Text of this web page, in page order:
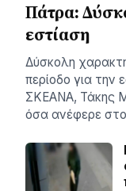
Πάτρα:
εστίαση
Δύσκολη
περίοδο για την
ΣΚΕΑΝΑ, Τάκης
όσα ανέφερε